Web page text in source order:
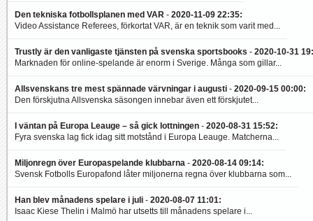
Den tekniska fotbollsplanen med VAR - 2020-11-09 22:35:
Video Assistance Referees, förkortat VAR, är en teknik som varit med...
Trustly är den vanligaste tjänsten på svenska sportsbooks - 2020-10-31
Marknaden för online-spelande är enorm i Sverige. Många som gillar...
Allsvenskans tre mest spännade värvningar i augusti - 2020-09-15 00:00:
Den förskjutna Allsvenska säsongen innebar även ett förskjutet...
I väntan på Europa Leauge – så gick lottningen - 2020-08-31 15:52:
Fyra svenska lag fick idag sitt motstånd i Europa Leauge. Matcherna...
Miljonregn över Europaspelande klubbarna - 2020-08-14 09:14:
Svensk Fotbolls Europafond låter miljonerna regna över klubbarna som...
Han blev månadens spelare i juli - 2020-08-07 11:01:
Isaac Kiese Thelin i Malmö har utsetts till månadens spelare i...